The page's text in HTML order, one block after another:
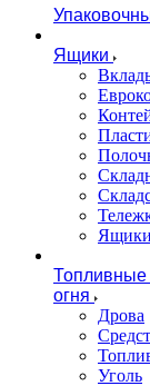
Ящики
Топливные
огня
Дрова
Уголь